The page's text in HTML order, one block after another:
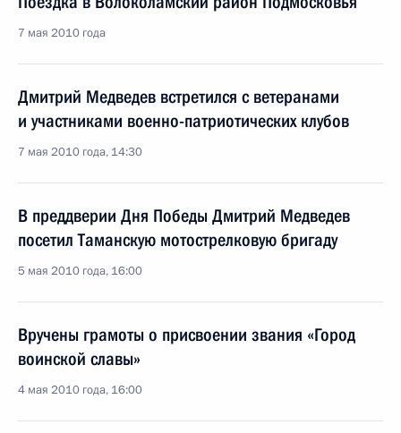
7 мая 2010 года
Дмитрий Медведев встретился с ветеранами
и участниками военно-патриотических клубов
7 мая 2010 года, 14:30
В преддверии Дня Победы Дмитрий Медведев
посетил Таманскую мотострелковую бригаду
5 мая 2010 года, 16:00
Вручены грамоты о присвоении звания «Город
воинской славы»
4 мая 2010 года, 16:00